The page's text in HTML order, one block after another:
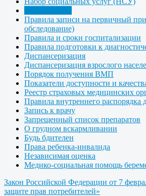
Правила записи на первичный
обследование)
Правила и сроки госпитализации
Правила подготовки к
Диспансеризация
Диспансеризация взрослого
Порядок получения ВМП
Показатели доступности и
Реестр страховых медицинских
Правила внутреннего распорядка
Запись к врачу
Запрещенный список препаратов
О грудном вскармливании
Будь бдителен
Права ребенка-инвалида
Независимая оценка
Медико-социальная помощь
Закон Российской Федерации от 7
защите прав потребителей»